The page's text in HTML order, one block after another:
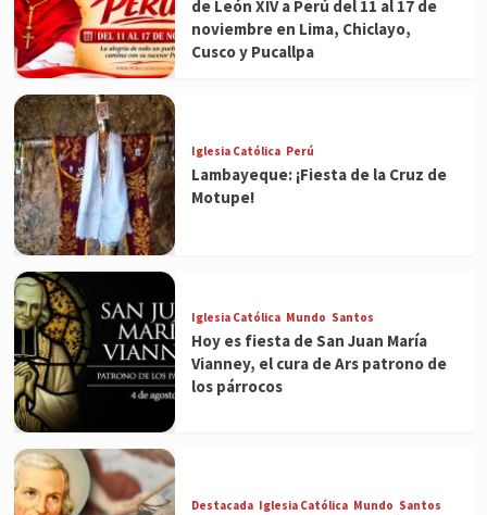
de León XIV a Perú del 11 al 17 de
noviembre en Lima, Chiclayo,
Cusco y Pucallpa
Iglesia Católica Perú
Lambayeque: ¡Fiesta de la Cruz de
Motupe!
Iglesia Católica Mundo Santos
Hoy es fiesta de San Juan María
Vianney, el cura de Ars patrono de
los párrocos
Destacada Iglesia Católica Mundo Santos